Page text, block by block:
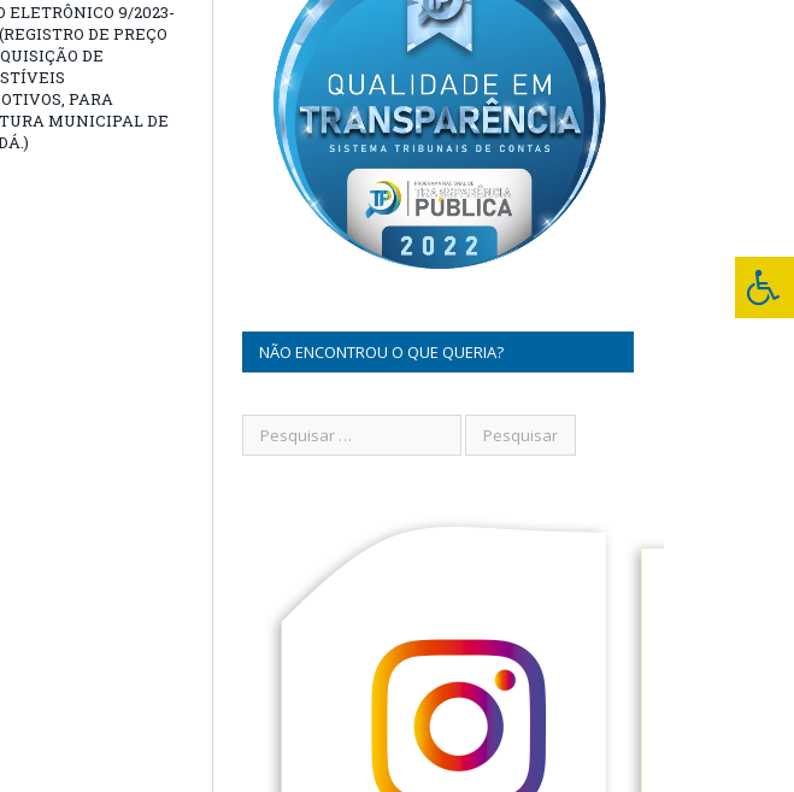
ELETRÔNICO 9/2023-
DE PREÇO
DE
PARA
MUNICIPAL DE
NÃO ENCONTROU O QUE QUERIA?